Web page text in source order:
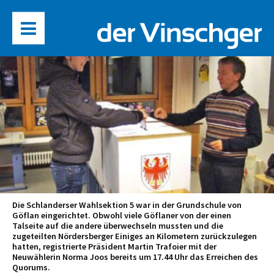
Die Schlanderser Wahlsektion 5 war in der Grundschule von
Göflan eingerichtet. Obwohl viele Göflaner von der einen
Talseite auf die andere überwechseln mussten und die
zugeteilten Nördersberger Einiges an Kilometern zurückzulegen
hatten, registrierte Präsident Martin Trafoier mit der
Neuwählerin Norma Joos bereits um 17.44 Uhr das Erreichen des
Quorums.